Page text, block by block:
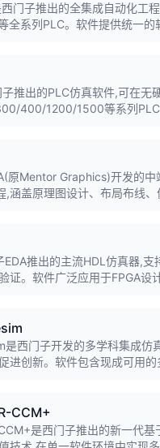
门子推出的全集成自动化工
系列PLC。软件提供统一的
推出的PLC仿真软件,可在无
400/1200/1500等系列
原Mentor Graphics)开发的
,涵盖原理图设计、布局布线
EDA推出的主流HDL仿真器,
证。软件广泛应用于FPGA设
西门子开发的多学科集成仿
进创新。软件包含现成可用的
CCM+
是西门子推出的新一代